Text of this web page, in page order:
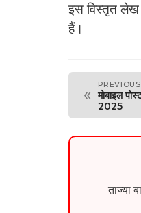
इस विस्तृत लेख
हैं।
«
PREVIOUS
मोबाइल
2025
ताज्या